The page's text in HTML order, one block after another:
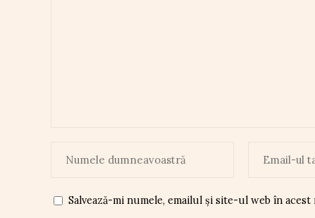
Salvează-mi numele, emailul și site-ul web în